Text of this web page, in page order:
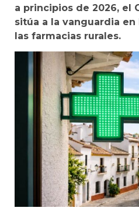
a principios de 2026, el
sitúa a la vanguardia
las farmacias rurales.